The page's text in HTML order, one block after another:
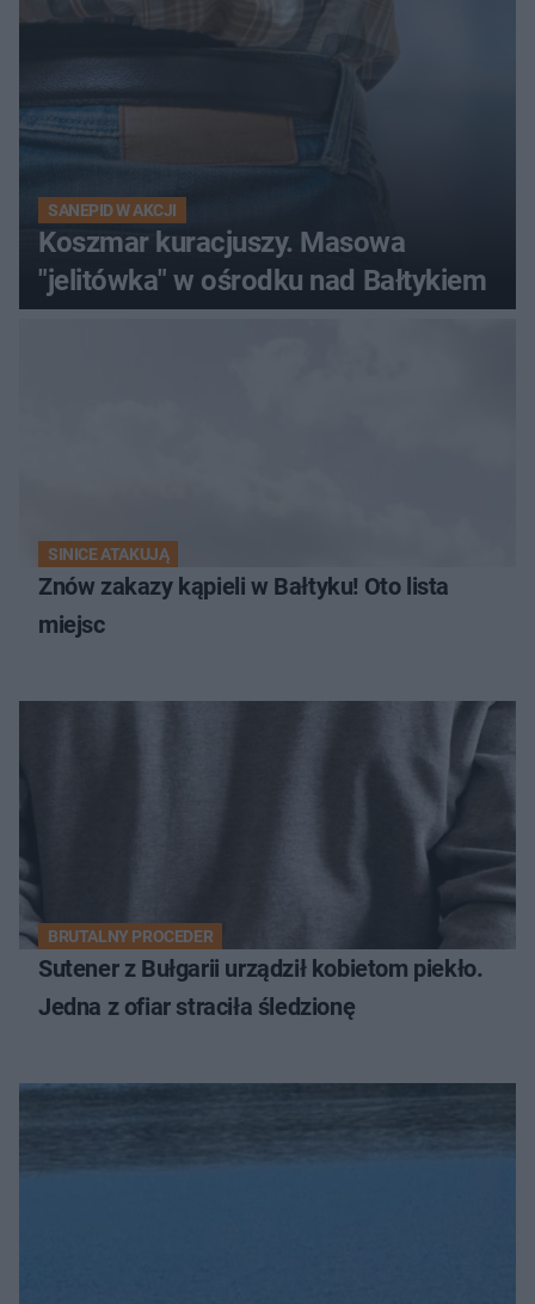
SANEPID W AKCJI
Koszmar kuracjuszy. Masowa
"jelitówka" w ośrodku nad Bałtykiem
SINICE ATAKUJĄ
Znów zakazy kąpieli w Bałtyku! Oto lista
miejsc
BRUTALNY PROCEDER
Sutener z Bułgarii urządził kobietom piekło.
Jedna z ofiar straciła śledzionę